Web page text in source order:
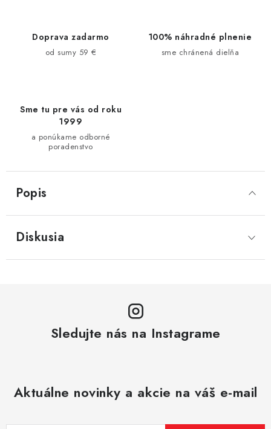
Doprava zadarmo
od sumy 59 €
100% náhradné plnenie
sme chránená dielňa
Sme tu pre vás od roku
1999
a ponúkame odborné
poradenstvo
Popis
Diskusia
Sledujte nás na Instagrame
Aktuálne novinky a akcie na váš e-mail